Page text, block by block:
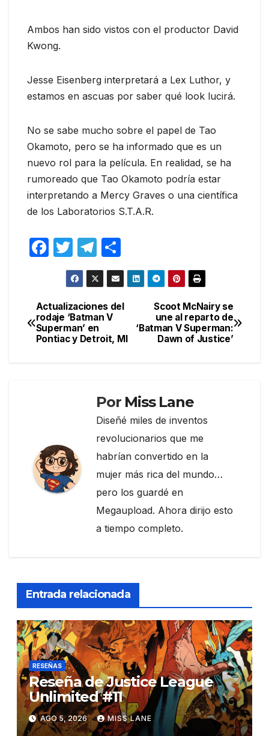
Ambos han sido vistos con el productor David
Kwong.
Jesse Eisenberg interpretará a Lex Luthor, y
estamos en ascuas por saber qué look lucirá.
No se sabe mucho sobre el papel de Tao
Okamoto, pero se ha informado que es un
nuevo rol para la película. En realidad, se ha
rumoreado que Tao Okamoto podría estar
interpretando a Mercy Graves o una científica
de los Laboratorios S.T.A.R.
F
e
b
o
T
w
itt
er
T
el
e
gr
a
m
o
m
p
ar
tir
Navegación
de
Scoot McNairy se
une al reparto de
‘Batman V Superman:
Dawn of Justice’
Actualizaciones del
rodaje ‘Batman V
Superman’ en
Pontiac y Detroit, MI
Por Miss Lane
Diseñé miles de inventos
revolucionarios que me
habrían convertido en la
mujer más rica del mundo…
pero los guardé en
Megaupload. Ahora dirijo esto
a tiempo completo.
Entrada relacionada
RESEÑAS
Reseña de Justice League
Unlimited #11
AGO 5, 2026 MISS LANE